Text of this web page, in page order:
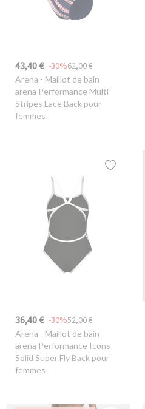
43,40 € 62,00 €
-30%
Arena - Maillot de bain
arena Performance Multi
Stripes Lace Back pour
femmes
36,40 € 52,00 €
-30%
Arena - Maillot de bain
arena Performance Icons
Solid Super Fly Back pour
femmes